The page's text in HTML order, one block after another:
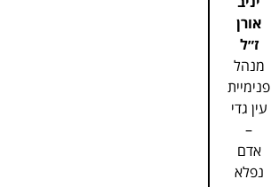
אורן
ז״ל
מנהל
פנימיית
עין גדי
–
אדם
נפלא